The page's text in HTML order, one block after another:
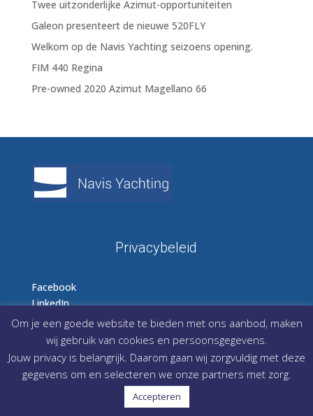
Twee uitzonderlijke Azimut-opportuniteiten
Galeon presenteert de nieuwe 520FLY
Welkom op de Navis Yachting seizoens opening.
FIM 440 Regina
Pre-owned 2020 Azimut Magellano 66
Privacybeleid
Facebook
LinkedIn
Instagram
Om je een goede website te bieden met ons aanbod, maken
wij gebruik van cookies en persoonsgegevens.
Jouw privacy is belangrijk. Daarom gaan wij zorgvuldig met deze
gegevens om en selecteren we onze partners met zorg.
Accepteren